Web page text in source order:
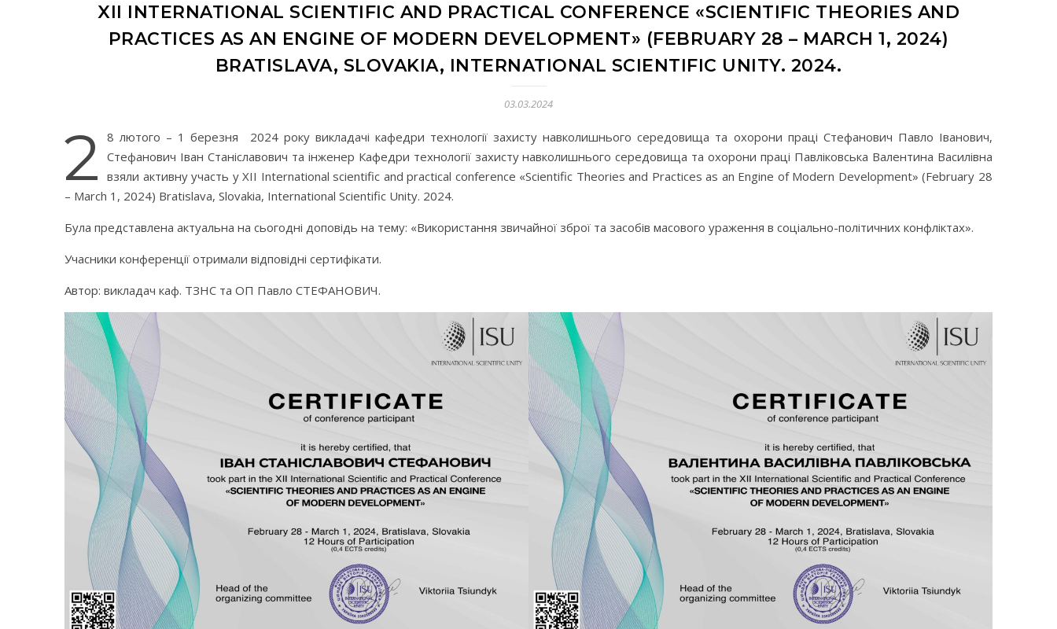
XII INTERNATIONAL SCIENTIFIC AND PRACTICAL CONFERENCE «SCIENTIFIC THEORIES AND
PRACTICES AS AN ENGINE OF MODERN DEVELOPMENT» (FEBRUARY 28 – MARCH 1, 2024)
BRATISLAVA, SLOVAKIA, INTERNATIONAL SCIENTIFIC UNITY. 2024.
03.03.2024
2 8 лютого – 1 березня 2024 року викладачі кафедри технології захисту навколишнього середовища та охорони праці Стефанович Павло Іванович,
Стефанович Іван Станіславович та інженер Кафедри технології захисту навколишнього середовища та охорони праці Павліковська Валентина Василівна
взяли активну участь у XII International scientific and practical conference «Scientific Theories and Practices as an Engine of Modern Development» (February 28
– March 1, 2024) Bratislava, Slovakia, International Scientific Unity. 2024.
Була представлена актуальна на сьогодні доповідь на тему: «Використання звичайної зброї та засобів масового ураження в соціально-політичних конфліктах».
Учасники конференції отримали відповідні сертифікати.
Автор: викладач каф. ТЗНС та ОП Павло СТЕФАНОВИЧ.